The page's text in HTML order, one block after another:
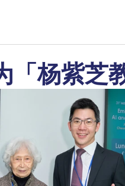
「杨紫芝